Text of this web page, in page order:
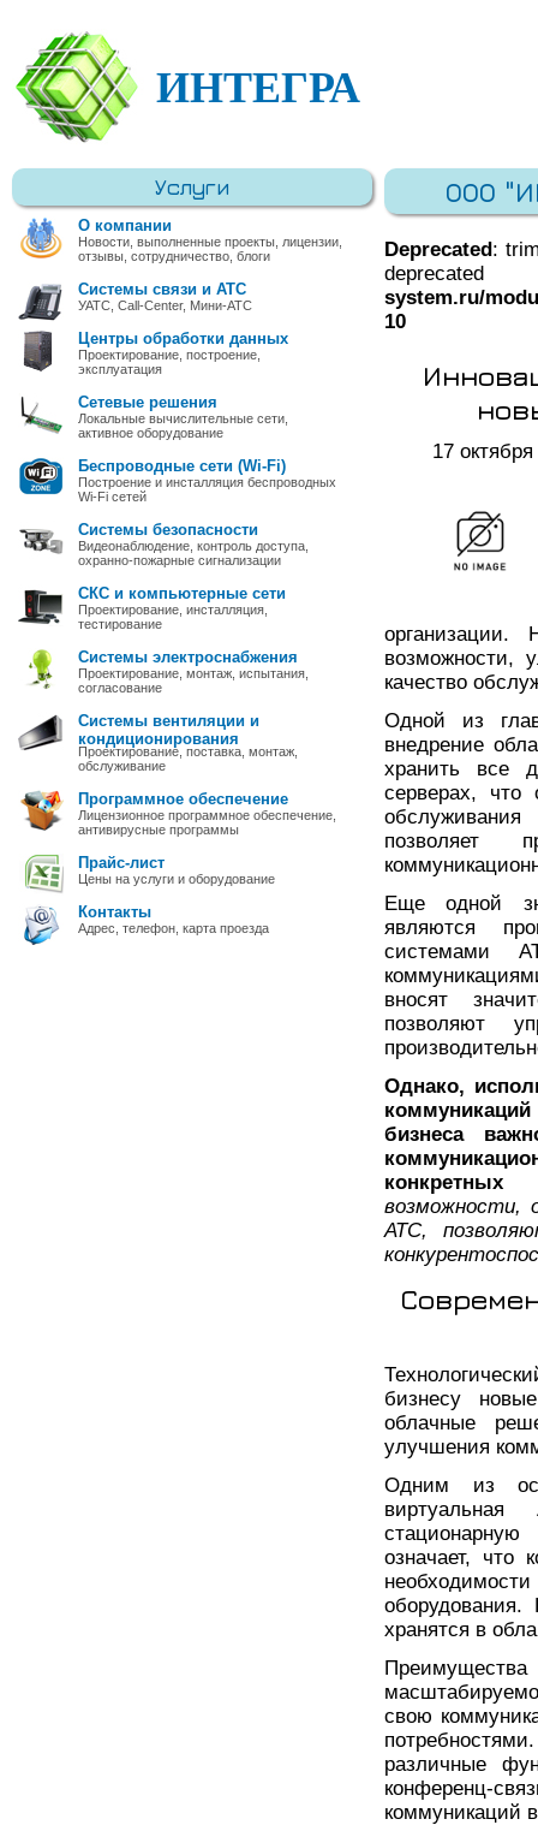
ИНТЕГРА
Услуги
О компании
Новости, выполненные проекты, лицензии,
отзывы, сотрудничество, блоги
Системы связи и АТС
УАТС, Call-Center, Мини-АТС
Центры обработки данных
Проектирование, построение,
эксплуатация
Сетевые решения
Локальные вычислительные сети,
активное оборудование
Беспроводные сети (Wi-Fi)
Построение и инсталляция беспроводных
Wi-Fi сетей
Системы безопасности
Видеонаблюдение, контроль доступа,
охранно-пожарные сигнализации
СКС и компьютерные сети
Проектирование, инсталляция,
тестирование
Системы электроснабжения
Проектирование, монтаж, испытания,
согласование
Системы вентиляции и
кондиционирования
Проектирование, поставка, монтаж,
обслуживание
Программное обеспечение
Лицензионное программное обеспечение,
антивирусные программы
Прайс-лист
Цены на услуги и оборудование
Контакты
Адрес, телефон, карта проезда
ООО
Deprecated:
system.ru/
10
17
организации.
возможности,
качество
Одной из
внедрение
хранить все
серверах, что
позволяет
Еще одной
являются
системами
вносят
позволяют
Однако,
бизнеса
конкретных
возможности,
АТС,
бизнесу
облачные
улучшения
Одним из
означает, что
хранятся в
свою
различные
конференц-
коммуникаций